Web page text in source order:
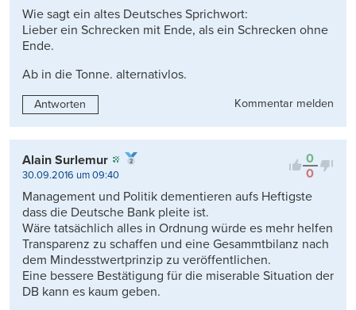
Wie sagt ein altes Deutsches Sprichwort:
Lieber ein Schrecken mit Ende, als ein Schrecken ohne
Ende.
Ab in die Tonne. alternativlos.
Antworten Kommentar melden
0
0
Alain Surlemur
30.09.2016 um 09:40
Management und Politik dementieren aufs Heftigste
dass die Deutsche Bank pleite ist.
Wäre tatsächlich alles in Ordnung würde es mehr helfen
Transparenz zu schaffen und eine Gesammtbilanz nach
dem Mindesstwertprinzip zu veröffentlichen.
Eine bessere Bestätigung für die miserable Situation der
DB kann es kaum geben.